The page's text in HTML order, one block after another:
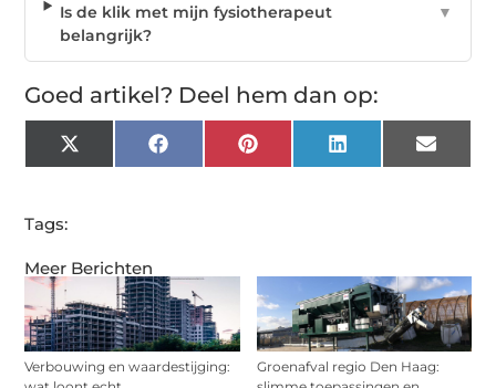
Meer Berichten
Verbouwing en waardestijging:
Groenafval regio Den Haag:
Is de klik met mijn fysiotherapeut
belangrijk?
▼
Goed artikel? Deel hem dan op:
X
(Twitter)
Facebook Pinterest LinkedIn Email
Tags: